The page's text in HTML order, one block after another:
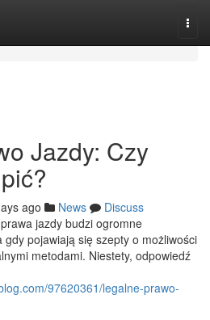
Jazdy: Czy
ago News
Discuss
jazdy budzi ogromne
gdy pojawiają się szepty o możliwości
metodami. Niestety, odpowiedź
97620361/legalne-prawo-